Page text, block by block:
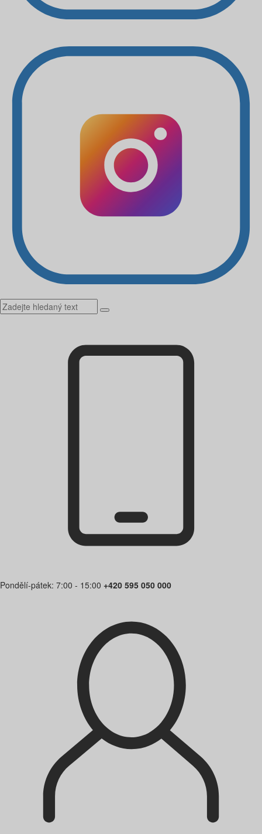
Pondělí-pátek: 7:00 - 15:00 +420 595 050 000